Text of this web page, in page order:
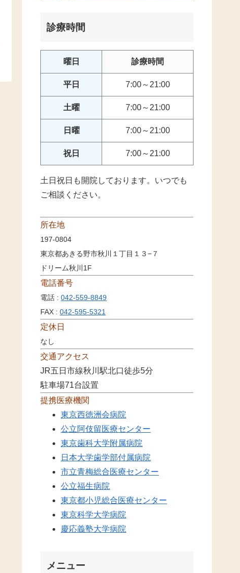
診療時間
曜日 診療時間
平日 7:00～21:00
土曜 7:00～21:00
日曜 7:00～21:00
祝日 7:00～21:00
土日祝日も開院しております。いつでも
ご相談ください。
所在地
197-0804
東京都あきる野市秋川１丁目１３−７
ドリーム秋川1F
電話番号
電話 : 042-559-8849
FAX : 042-595-5321
定休日
なし
交通アクセス
JR五日市線秋川駅北口徒歩5分
駐車場71台設置
提携医療機関
東京西徳洲会病院
公立阿伎留医療センター
東京歯科大学附属病院
日本大学歯学部付属病院
市立青梅総合医療センター
公立福生病院
東京都小児総合医療センター
東京科学大学病院
慶応義塾大学病院
メニュー